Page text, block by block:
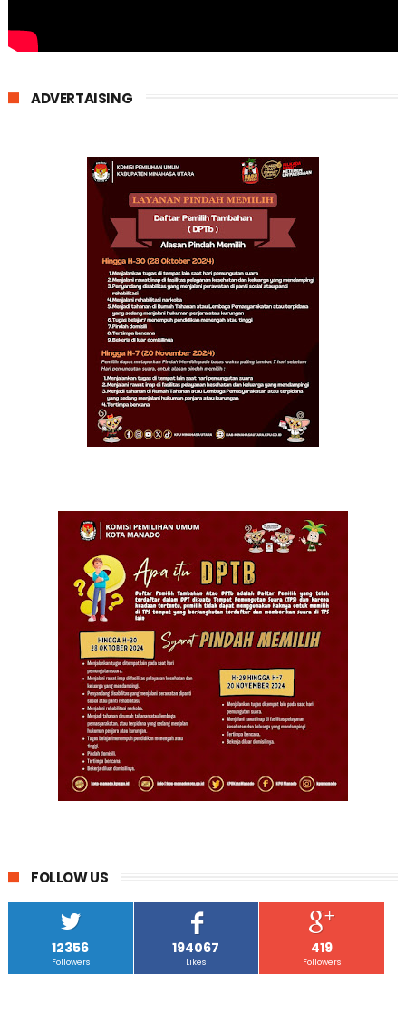
ADVERTAISING
FOLLOW US
12356
Followers
194067
Likes
419
Followers